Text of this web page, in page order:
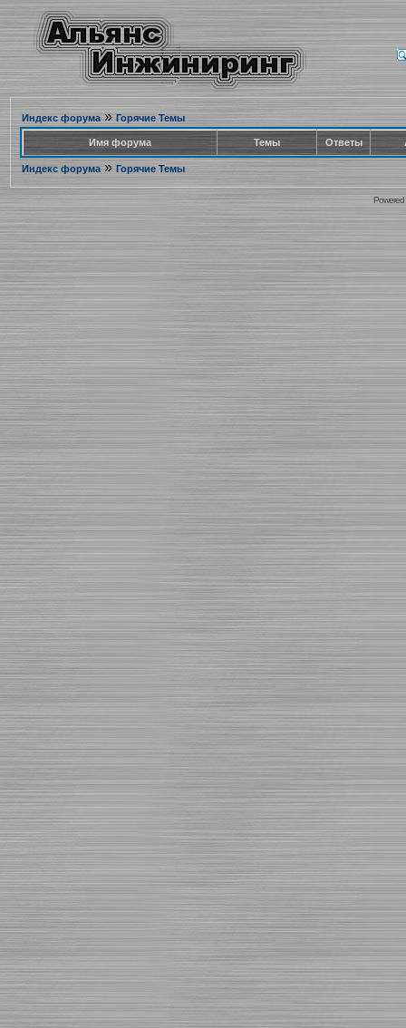
Индекс форума» Горячие Темы
Имя форума Темы Ответы
Индекс форума» Горячие Темы